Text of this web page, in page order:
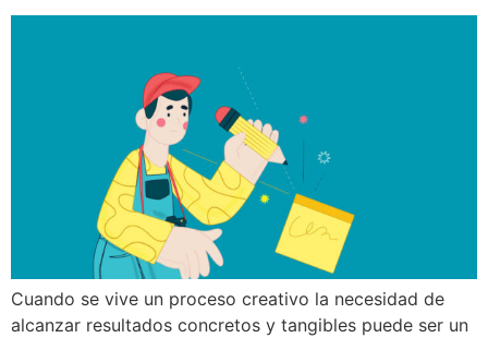
Cuando se vive un proceso creativo la necesidad de
alcanzar resultados concretos y tangibles puede ser un